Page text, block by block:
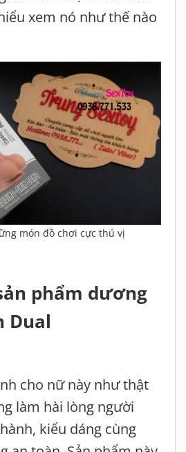
xem nó như thế nào
món đồ chơi cực thú vị
phẩm dương
Dual
cho nữ này như thật
làm hài lòng người
kiểu dáng cùng